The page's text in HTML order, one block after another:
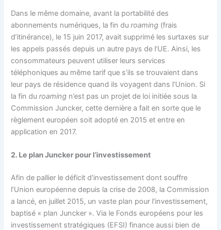
Dans le même domaine, avant la portabilité des
abonnements numériques, la fin duroaming (frais
d’itinérance), le 15 juin 2017, avait supprimé les surtaxes sur
les appels passés depuis un autre pays de l’UE. Ainsi, les
consommateurs peuvent utiliser leurs services
téléphoniques au même tarif que s’ils se trouvaient dans
leur pays de résidence quand ils voyagent dans l’Union. Si
la fin duroaming n’est pas un projet de loi initiée sous la
Commission Juncker, cette dernière a fait en sorte que le
règlement européen soit adopté en 2015 et entre en
application en 2017.
2. Le plan Juncker pour l’investissement
Afin de pallier le déficit d’investissement dont souffre
l’Union européenne depuis la crise de 2008, la Commission
a lancé, en juillet 2015, un vaste plan pour l’investissement,
baptisé « plan Juncker ». Via le Fonds européens pour les
investissement stratégiques (EFSI) finance aussi bien de